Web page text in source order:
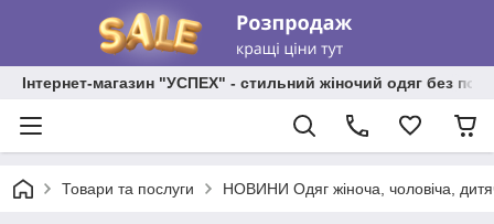
Інтернет-магазин "УСПЕХ" - стильний жіночий одяг без
Товари та послуги НОВИНИ Одяг жіноча, чоловіча,